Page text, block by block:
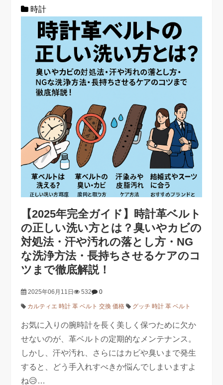
時計
【2025年完全ガイド】時計革ベルト
の正しい洗い方とは？臭いやカビの
対処法・汗や汚れの落とし方・NG
な洗浄方法・長持ちさせるケアのコ
ツまで徹底解説！
2025年06月11日 532 0
カルティエ 時計 革 ベルト 交換 価格 グッチ 時計 革 ベルト
お気に入りの腕時計を長く美しく保つために欠か
せないのが、革ベルトの定期的なメンテナンス。
しかし、汗や汚れ、さらにはカビや臭いまで発生
すると、どう手入れすべきか悩んでしまいますよ
ね😥…